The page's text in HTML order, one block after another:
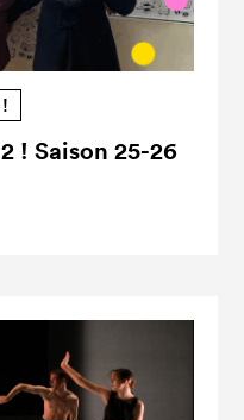
! Saison 25-26